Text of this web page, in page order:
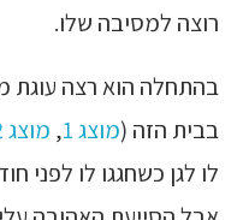
רוצה למסיבה שלו.
בהתחלה הוא רצה עוגת
בבית הזה (מוצג 1 , מוצג 2
לו לגן כשחגגו לו לפני